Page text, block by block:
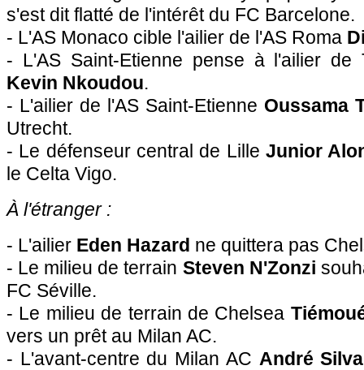
s'est dit flatté de l'intérêt du FC Barcelone.
- L'AS Monaco cible l'ailier de l'AS Roma
- L'AS Saint-Etienne pense à l'ailier de
Kevin Nkoudou.
- L'ailier de l'AS Saint-Etienne Oussama
Utrecht.
- Le défenseur central de Lille Junior
le Celta Vigo.
À l'étranger :
- L'ailier Eden Hazard ne quittera pas
- Le milieu de terrain Steven N'Zonzi
FC Séville.
- Le milieu de terrain de Chelsea
vers un prêt au Milan AC.
- L'avant-centre du Milan AC André Silva